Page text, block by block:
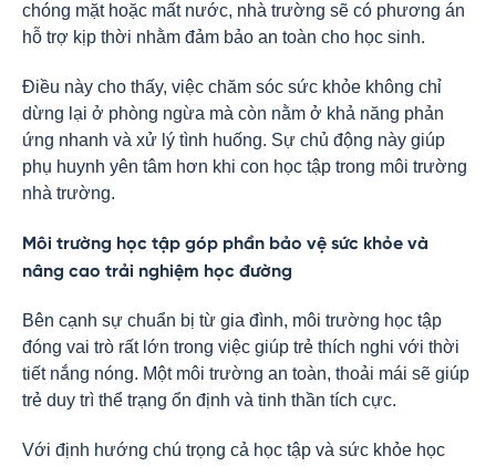
chóng mặt hoặc mất nước, nhà trường sẽ có phương án
hỗ trợ kịp thời nhằm đảm bảo an toàn cho học sinh.
Điều này cho thấy, việc chăm sóc sức khỏe không chỉ
dừng lại ở phòng ngừa mà còn nằm ở khả năng phản
ứng nhanh và xử lý tình huống. Sự chủ động này giúp
phụ huynh yên tâm hơn khi con học tập trong môi trường
nhà trường.
Môi trường học tập góp phần bảo vệ sức khỏe và
nâng cao trải nghiệm học đường
Bên cạnh sự chuẩn bị từ gia đình, môi trường học tập
đóng vai trò rất lớn trong việc giúp trẻ thích nghi với thời
tiết nắng nóng. Một môi trường an toàn, thoải mái sẽ giúp
trẻ duy trì thể trạng ổn định và tinh thần tích cực.
Với định hướng chú trọng cả học tập và sức khỏe học